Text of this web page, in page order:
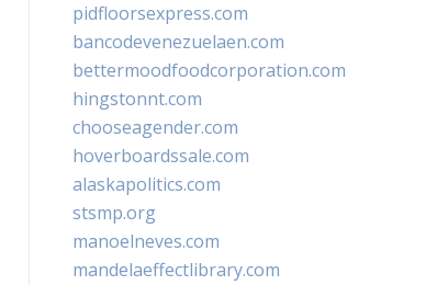
pidfloorsexpress.com
bancodevenezuelaen.com
bettermoodfoodcorporation.com
hingstonnt.com
chooseagender.com
hoverboardssale.com
alaskapolitics.com
stsmp.org
manoelneves.com
mandelaeffectlibrary.com